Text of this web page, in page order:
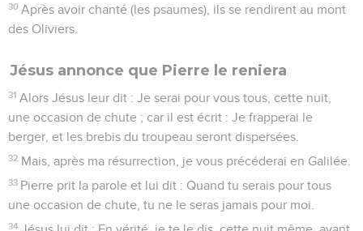
30 Après avoir chanté (les psaumes), ils se rendirent au mont
des Oliviers.
Jésus annonce que Pierre le reniera
31 Alors Jésus leur dit : Je serai pour vous tous, cette nuit,
une occasion de chute ; car il est écrit : Je frapperai le
berger, et les brebis du troupeau seront dispersées.
32 Mais, après ma résurrection, je vous précéderai en Galilée.
33 Pierre prit la parole et lui dit : Quand tu serais pour tous
une occasion de chute, tu ne le seras jamais pour moi.
34